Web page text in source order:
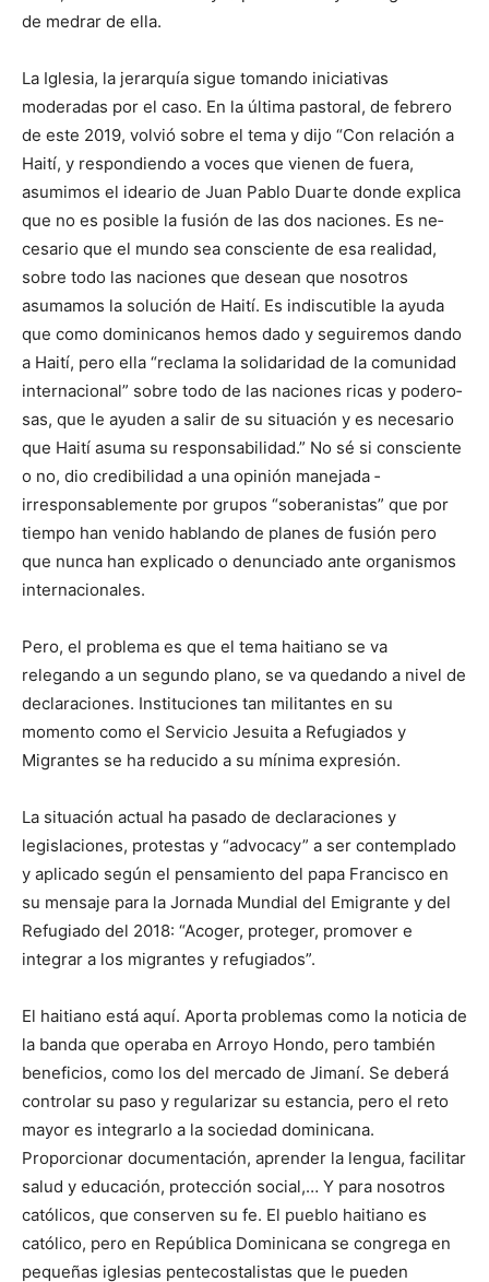
de medrar de ella.
La Iglesia, la jerarquía sigue tomando iniciativas
moderadas por el caso. En la última pastoral, de febrero
de este 2019, volvió sobre el tema y dijo “Con relación a
Haití, y respondiendo a voces que vienen de fuera,
asumimos el ideario de Juan Pablo Duarte donde explica
que no es posible la fusión de las dos naciones. Es ne­
cesario que el mundo sea consciente de esa realidad,
sobre todo las naciones que desean que nosotros
asuma­mos la solución de Haití. Es indiscutible la ayuda
que como dominicanos hemos dado y seguiremos dando
a Haití, pero ella “reclama la solidaridad de la comunidad
internacional” sobre todo de las naciones ricas y podero­
sas, que le ayuden a salir de su situación y es necesario
que Haití asuma su respon­sabilidad.” No sé si cons­ciente
o no, dio credibilidad a una opinión manejada ­
irresponsablemente por grupos “soberanistas” que por
tiempo han venido hablando de planes de fusión pero
que nunca han explicado o de­nun­ciado ante organismos
internacionales.
Pero, el problema es que el tema haitiano se va
relegando a un segundo plano, se va quedando a nivel de
declaraciones. Instituciones tan militantes en su
momento como el Servicio Jesuita a Refugiados y
Migrantes se ha reducido a su mínima expresión.
La situación actual ha pasado de declaraciones y
legislaciones, protestas y “advocacy” a ser contemplado
y aplicado según el pensamiento del papa Fran­cisco en
su mensaje para la Jor­nada Mundial del Emi­grante y del
Refugiado del 2018: “Acoger, proteger, promover e
integrar a los migrantes y refugiados”.
El haitiano está aquí. Aporta problemas como la noticia de
la banda que ope­raba en Arroyo Hondo, pero también
beneficios, como los del mercado de Jimaní. Se deberá
controlar su paso y regularizar su estancia, pero el reto
mayor es integrarlo a la sociedad dominicana.
Proporcionar documentación, aprender la len­gua, facilitar
salud y educa­ción, protección social,… Y para nosotros
católicos, que conserven su fe. El pueblo haitiano es
católico, pero en República Dominicana se congrega en
pequeñas iglesias pentecostalistas que le pueden